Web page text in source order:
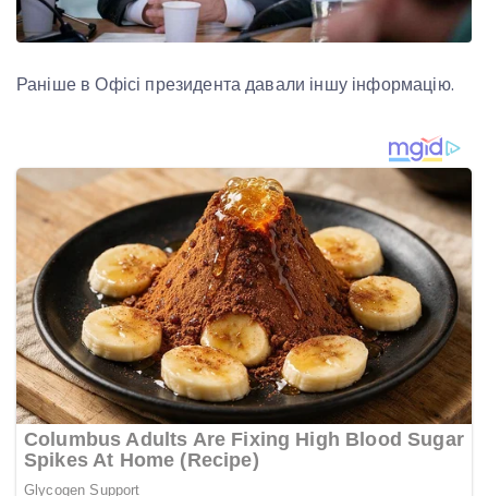
Раніше в Офісі президента давали іншу інформацію.